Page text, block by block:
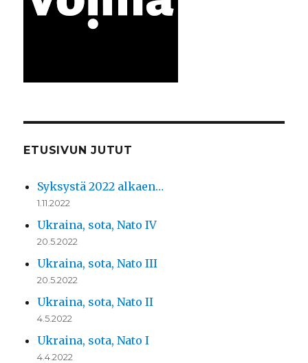
ETUSIVUN JUTUT
Syksystä 2022 alkaen…
1.11.2022
Ukraina, sota, Nato IV
20.5.2022
Ukraina, sota, Nato III
20.5.2022
Ukraina, sota, Nato II
4.5.2022
Ukraina, sota, Nato I
4.4.2022